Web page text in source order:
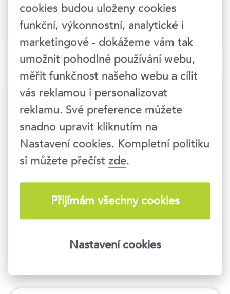
Účastníci našich kurzů nás hodnotí průměrnou
ve školním systému, kde 1 je
nejlepší.Za kvalitou našich vzdělávacích programů
si stojíme.
Lektor
Olga Svobodová
HR konzultantka a
lektorka soft skills a
managementu
Účastníci na mých
kurzech oceňují inspiraci pro praktické
postupy či řešení přenosná do
cookies budou uloženy cookies
funkční, výkonnostní, analytické i
marketingové - dokážeme vám tak
umožnit pohodlné používání webu,
měřit funkčnost našeho webu a cílit
vás reklamou i personalizovat
reklamu. Své preference můžete
snadno upravit kliknutím na
Nastavení cookies. Kompletní politiku
si můžete přečístzde.
Přijímám všechny cookies
Nastavení cookies